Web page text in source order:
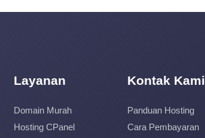
Layanan
Domain Murah
Hosting CPanel
Kontak Kami
Panduan Hosting
Cara Pembayaran